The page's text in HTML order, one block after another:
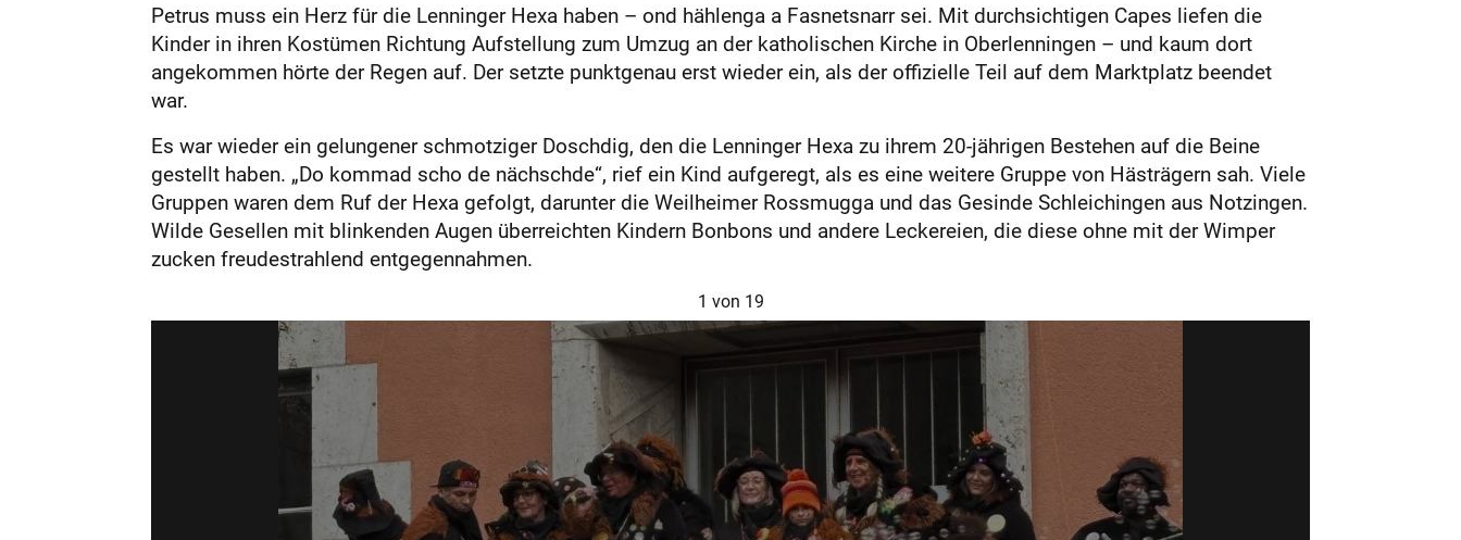
Petrus muss ein Herz für die Lenninger Hexa haben – ond hählenga a Fasnetsnarr sei. Mit durchsichtigen Capes liefen die
Kinder in ihren Kostümen Richtung Aufstellung zum Umzug an der katholischen Kirche in Oberlenningen – und kaum dort
angekommen hörte der Regen auf. Der setzte punktgenau erst wieder ein, als der offizielle Teil auf dem Marktplatz beendet
war.
Es war wieder ein gelungener schmotziger Doschdig, den die Lenninger Hexa zu ihrem 20-jährigen Bestehen auf die Beine
gestellt haben. „Do kommad scho de nächschde“, rief ein Kind aufgeregt, als es eine weitere Gruppe von Hästrägern sah. Viele
Gruppen waren dem Ruf der Hexa gefolgt, darunter die Weilheimer Rossmugga und das Gesinde Schleichingen aus Notzingen.
Wilde Gesellen mit blinkenden Augen überreichten Kindern Bonbons und andere Leckereien, die diese ohne mit der Wimper
zucken freudestrahlend entgegennahmen.
1 von 19